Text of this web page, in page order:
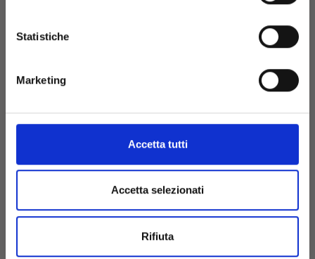
Statistiche
Marketing
Accetta tutti
Accetta selezionati
Rifiuta
Iscrizione 29.06.2012
S.P. 48 Km 1,8
(Strada Sanluri-Lunamatrona)
Punto Vendita e Prenotazioni
+39 (070)7050411
+39 (070)7050410